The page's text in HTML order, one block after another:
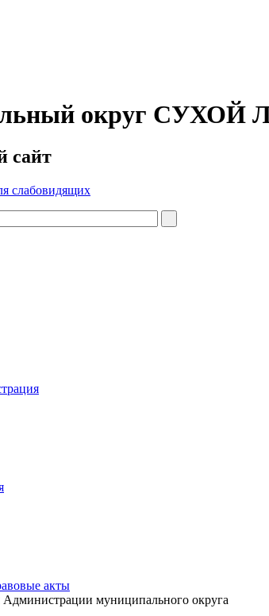
округ СУХОЙ
сайт
слабовидящих
акты
Администрации муниципального округа